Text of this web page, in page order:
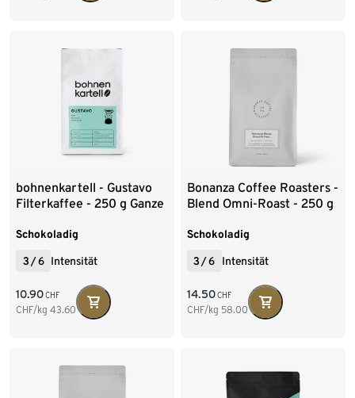
bohnenkartell - Gustavo
Filterkaffee - 250 g Ganze
Schokoladig
3 /6 Intensität
10.90CHF
CHF/kg 43.60
Bonanza Coffee Roasters -
Blend Omni-Roast - 250 g
Schokoladig
3 /6 Intensität
14.50CHF
CHF/kg 58.00